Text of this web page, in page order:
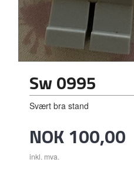
Sw 0995
Svært bra stand
Pris
NOK100,00
inkl. mva.